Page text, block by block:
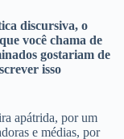
discursiva, o
você chama de
gostariam de
isso
apátrida, por um
e médias, por